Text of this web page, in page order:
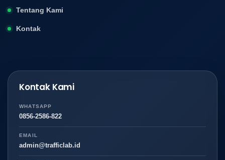
Tentang Kami
Kontak
Kontak Kami
WHATSAPP
0856-2586-822
EMAIL
admin@trafficlab.id